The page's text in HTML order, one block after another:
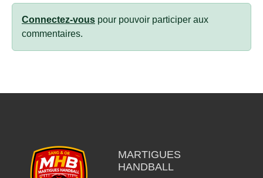
Connectez-vous pour pouvoir participer aux
commentaires.
MARTIGUES
HANDBALL